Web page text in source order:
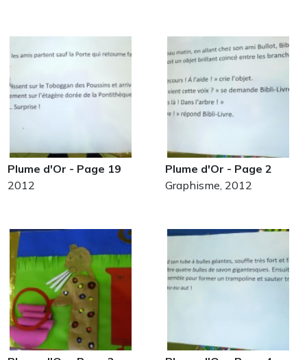
Plume d'Or - Page 19
2012
Plume d'Or - Page 2
Graphisme, 2012